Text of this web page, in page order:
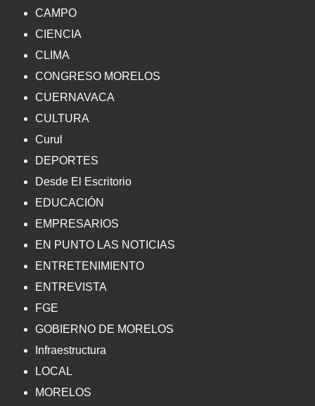
CAMPO
CIENCIA
CLIMA
CONGRESO MORELOS
CUERNAVACA
CULTURA
Curul
DEPORTES
Desde El Escritorio
EDUCACIÓN
EMPRESARIOS
EN PUNTO LAS NOTICIAS
ENTRETENIMIENTO
ENTREVISTA
FGE
GOBIERNO DE MORELOS
Infraestructura
LOCAL
MORELOS